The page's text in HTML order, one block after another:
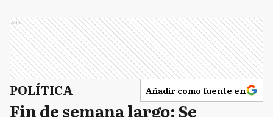
Ads
POLÍTICA Añadir como fuente en
Fin de semana largo: Se